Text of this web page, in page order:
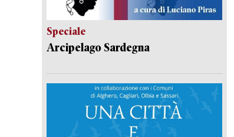
Speciale
Arcipelago Sardegna